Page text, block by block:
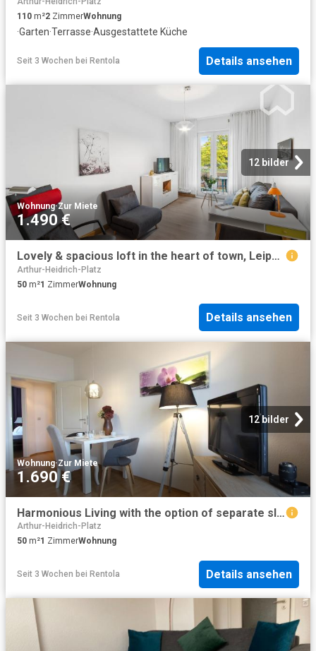
110 m²2 ZimmerWohnung
·Garten·Terrasse·Ausgestattete Küche
Seit 3 Wochen bei Rentola Details ansehen
12 bilder
Wohnung·Zur Miete
1.490 €
Lovely & spacious loft in the heart of town, Leipzig Amsterdam Apartments for Rent
Arthur-Heidrich-Platz
50 m²1 ZimmerWohnung
Seit 3 Wochen bei Rentola Details ansehen
12 bilder
Wohnung·Zur Miete
1.690 €
Harmonious Living with the option of separate sleeping & 100 MBit W LAN, Leipzig Amsterdam Apartments for Rent
Arthur-Heidrich-Platz
50 m²1 ZimmerWohnung
Seit 3 Wochen bei Rentola Details ansehen